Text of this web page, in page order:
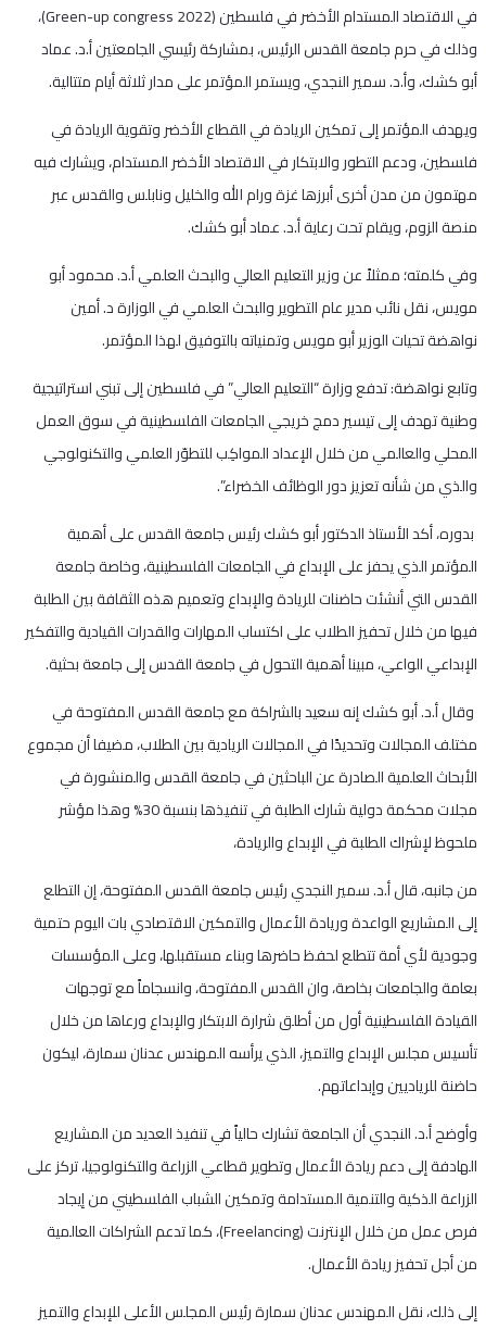
في الاقتصاد المستدام الأخضر في فلسطين (Green-up congress 2022)،
وذلك في حرم جامعة القدس الرئيس، بمشاركة رئيسي الجامعتين أ.د. عماد
أبو كشك، وأ.د. سمير النجدي، ويستمر المؤتمر على مدار ثلاثة أيام متتالية.
ويهدف المؤتمر إلى تمكين الريادة في القطاع الأخضر وتقوية الريادة في
فلسطين، ودعم التطور والابتكار في الاقتصاد الأخضر المستدام، ويشارك فيه
مهتمون من مدن أخرى أبرزها غزة ورام الله والخليل ونابلس والقدس عبر
منصة الزوم، ويقام تحت رعاية أ.د. عماد أبو كشك.
وفي كلمته؛ ممثلاً عن وزير التعليم العالي والبحث العلمي أ.د. محمود أبو
مويس، نقل نائب مدير عام التطوير والبحث العلمي في الوزارة د. أمين
نواهضة تحيات الوزير أبو مويس وتمنياته بالتوفيق لهذا المؤتمر.
وتابع نواهضة: تدفع وزارة “التعليم العالي” في فلسطين إلى تبني استراتيجية
وطنية تهدف إلى تيسير دمج خريجي الجامعات الفلسطينية في سوق العمل
المحلي والعالمي من خلال الإعداد المواكِب للتطوّر العلمي والتكنولوجي
والذي من شأنه تعزيز دور الوظائف الخضراء”.
بدوره، أكد الأستاذ الدكتور أبو كشك رئيس جامعة القدس على أهمية
المؤتمر الذي يحفز على الإبداع في الجامعات الفلسطينية، وخاصة جامعة
القدس التي أنشئت حاضنات للريادة والإبداع وتعميم هذه الثقافة بين الطلبة
فيها من خلال تحفيز الطلاب على اكتساب المهارات والقدرات القيادية والتفكير
الإبداعي الواعي، مبينا أهمية التحول في جامعة القدس إلى جامعة بحثية.
وقال أ.د. أبو كشك إنه سعيد بالشراكة مع جامعة القدس المفتوحة في
مختلف المجالات وتحديدًا في المجالات الريادية بين الطلاب، مضيفا أن مجموع
الأبحاث العلمية الصادرة عن الباحثين في جامعة القدس والمنشورة في
مجلات محكمة دولية شارك الطلبة في تنفيذها بنسبة 30% وهذا مؤشر
ملحوظ لإشراك الطلبة في الإبداع والريادة،
من جانبه، قال أ.د. سمير النجدي رئيس جامعة القدس المفتوحة، إن التطلع
إلى المشاريع الواعدة وريادة الأعمال والتمكين الاقتصادي بات اليوم حتمية
وجودية لأي أمة تتطلع لحفظ حاضرها وبناء مستقبلها، وعلى المؤسسات
بعامة والجامعات بخاصة، وان القدس المفتوحة، وانسجاماً مع توجهات
القيادة الفلسطينية أول من أطلق شرارة الابتكار والإبداع ورعاها من خلال
تأسيس مجلس الإبداع والتميز، الذي يرأسه المهندس عدنان سمارة، ليكون
حاضنة للرياديين وإبداعاتهم.
وأوضح أ.د. النجدي أن الجامعة تشارك حالياً في تنفيذ العديد من المشاريع
الهادفة إلى دعم ريادة الأعمال وتطوير قطاعي الزراعة والتكنولوجيا، تركز على
الزراعة الذكية والتنمية المستدامة وتمكين الشباب الفلسطيني من إيجاد
فرص عمل من خلال الإنترنت (Freelancing)، كما تدعم الشراكات العالمية
من أجل تحفيز ريادة الأعمال.
إلى ذلك، نقل المهندس عدنان سمارة رئيس المجلس الأعلى للإبداع والتميز